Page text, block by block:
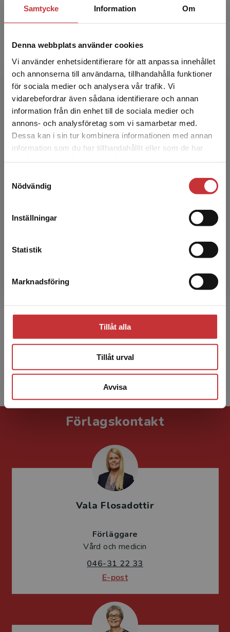
Samtycke Information Om
Denna webbplats använder cookies
Vi använder enhetsidentifierare för att anpassa innehållet
och annonserna till användarna, tillhandahålla funktioner
för sociala medier och analysera vår trafik. Vi
vidarebefordrar även sådana identifierare och annan
information från din enhet till de sociala medier och
annons- och analysföretag som vi samarbetar med.
Dessa kan i sin tur kombinera informationen med annan
information som du har tillhandahållit eller som de har
Nödvändig
Inställningar
Statistik
Marknadsföring
Tillåt alla
Tillåt urval
Avvisa
Begränsad fraktregion
Det verkar som att du besöker
studentlitteratur.se via en enhet utanför Sverige.
Vi erbjuder inte leveranser utanför Sverige. För
att kunna slutföra ett köp måste
institutionen för kliniska vetenskaper,
Ulrika Müssener
Ulrika Müssener, leg. arbetsterapeut och
medicine doktor, universitetslektor verksam vid
Institutionen för medicin och hälsa vid
Institutionen för pedagogik och didaktik vid
Förlagskontakt
Vala Flosadottir
Förläggare
Vård och medicin
046-31 22 33
E-post